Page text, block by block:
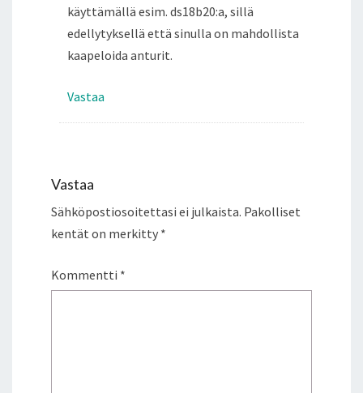
käyttämällä esim. ds18b20:a, sillä
edellytyksellä että sinulla on mahdollista
kaapeloida anturit.
Vastaa
Vastaa
Sähköpostiosoitettasi ei julkaista. Pakolliset
kentät on merkitty *
Kommentti *